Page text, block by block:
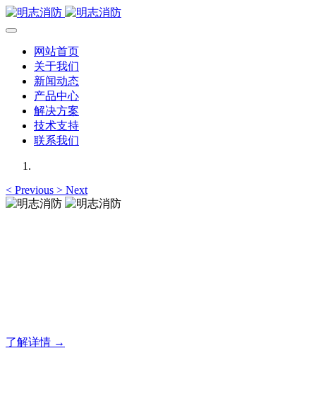
网站首页
关于我们
新闻动态
产品中心
解决方案
技术支持
联系我们
< Previous > Next
了解详情 →